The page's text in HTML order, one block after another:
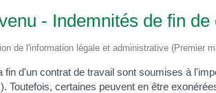
- Indemnités de fin de
de l'information légale et administrative (Premier
d'un contrat de travail sont soumises à
Toutefois, certaines peuvent en être